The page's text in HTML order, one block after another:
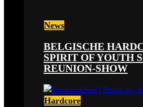
News
BELGISCHE
SPIRIT OF YOUTH
REUNION-SHOW
Hardcore